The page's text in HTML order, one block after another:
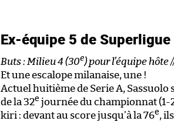
Ex-équipe 5 de
Buts : Milieu 4 (30e) pour l’équipe hôte
Et une escalope milanaise, une !
Actuel huitième de Serie A, Sassuolo
de la 32e journée du championnat (1-
kiri : devant au score jusqu’à la 76e,